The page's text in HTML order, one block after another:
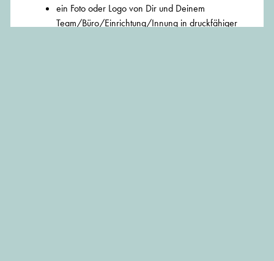
ein Foto oder Logo von Dir und Deinem
Team/Büro/Einrichtung/Innung in druckfähiger